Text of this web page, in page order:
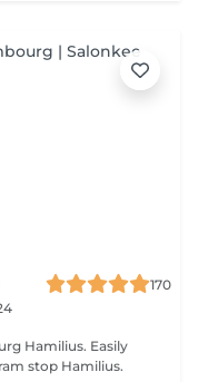
170
stop Hamilius.